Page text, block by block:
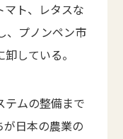
マト、レタスな
、プノンペン市
している。
テムの整備まで
日本の農業の